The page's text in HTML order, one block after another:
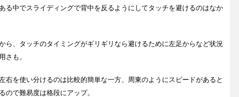
る中でスライディングで背中を反るようにしてタッチを避けるのはなか
ら、タッチのタイミングがギリギリなら避けるために左足からなど状況
さも。
右を使い分けるのは比較的簡単な一方、周東のようにスピードがあると
ので難易度は格段にアップ。